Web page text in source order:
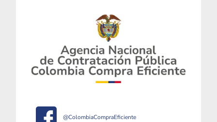
@ColombiaCompraEficiente